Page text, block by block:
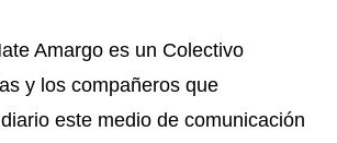
Amargo es un Colectivo
y los compañeros que
este medio de comunicación